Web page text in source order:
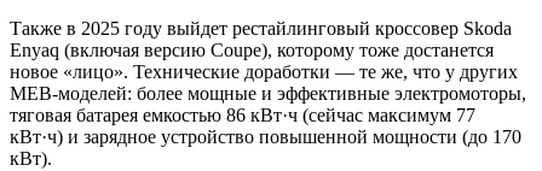
Также в 2025 году выйдет рестайлинговый кроссовер Skoda
Enyaq (включая версию Coupe), которому тоже достанется
новое «лицо». Технические доработки — те же, что у других
MEB-моделей: более мощные и эффективные электромоторы,
тяговая батарея емкостью 86 кВт·ч (сейчас максимум 77
кВт·ч) и зарядное устройство повышенной мощности (до 170
кВт).